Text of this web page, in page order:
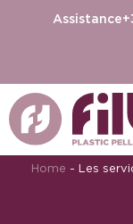
Assistance
Home - Les